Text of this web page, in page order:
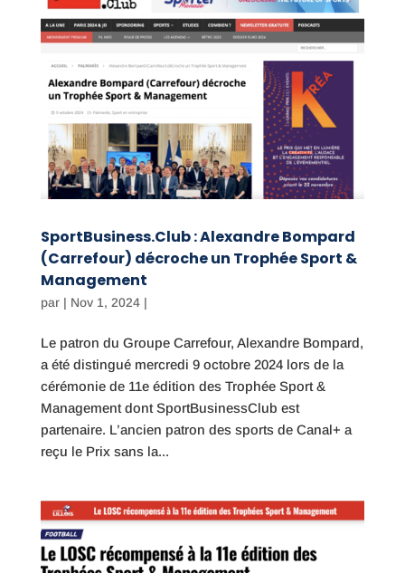
SportBusiness.Club : Alexandre Bompard
(Carrefour) décroche un Trophée Sport &
Management
par | Nov 1, 2024|
Le patron du Groupe Carrefour, Alexandre Bompard,
a été distingué mercredi 9 octobre 2024 lors de la
cérémonie de 11e édition des Trophée Sport &
Management dont SportBusinessClub est
partenaire. L’ancien patron des sports de Canal+ a
reçu le Prix sans la...